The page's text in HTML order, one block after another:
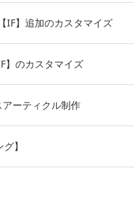
IF】追加のカスタマイズ
】のカスタマイズ
アーティクル制作
】